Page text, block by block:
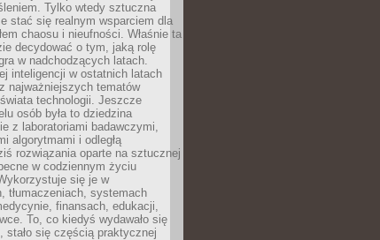
Tylko wtedy sztuczna
stać się realnym wsparciem dla
chaosu i nieufności. Właśnie ta
decydować o tym, jaką rolę
w nadchodzących latach.
inteligencji w ostatnich latach
najważniejszych tematów
technologii. Jeszcze
osób była to dziedzina
z laboratoriami badawczymi,
algorytmami i odległą
rozwiązania oparte na sztucznej
w codziennym życiu
się je w
tłumaczeniach, systemach
finansach, edukacji,
To, co kiedyś wydawało się
stało się częścią praktycznej